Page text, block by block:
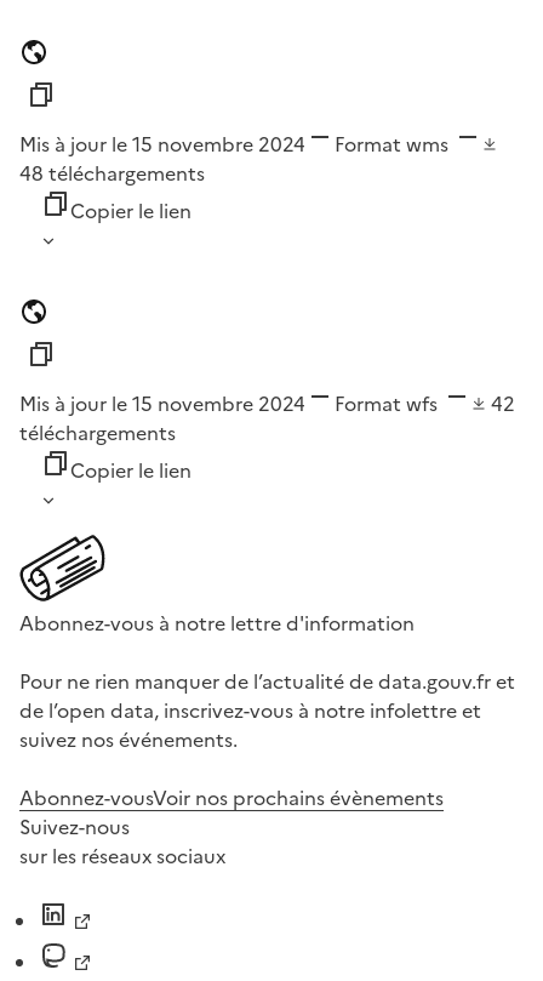
Mis à jour le 15 novembre 2024 Format wms
48 téléchargements
Copier le lien
Mis à jour le 15 novembre 2024 Format wfs
42
téléchargements
Copier le lien
Abonnez-vous à notre lettre d'information
Pour ne rien manquer de l’actualité de data.gouv.fr et
de l’open data, inscrivez-vous à notre infolettre et
suivez nos événements.
Abonnez-vousVoir nos prochains évènements
Suivez-nous
sur les réseaux sociaux